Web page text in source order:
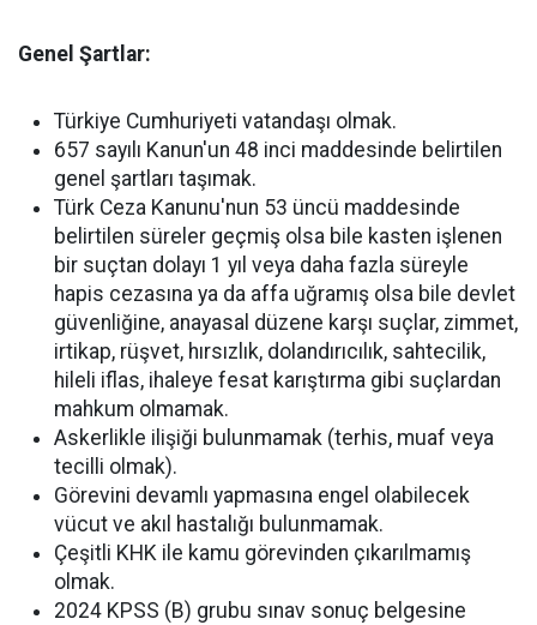
Genel Şartlar:
Türkiye Cumhuriyeti vatandaşı olmak.
657 sayılı Kanun'un 48 inci maddesinde belirtilen
genel şartları taşımak.
Türk Ceza Kanunu'nun 53 üncü maddesinde
belirtilen süreler geçmiş olsa bile kasten işlenen
bir suçtan dolayı 1 yıl veya daha fazla süreyle
hapis cezasına ya da affa uğramış olsa bile devlet
güvenliğine, anayasal düzene karşı suçlar, zimmet,
irtikap, rüşvet, hırsızlık, dolandırıcılık, sahtecilik,
hileli iflas, ihaleye fesat karıştırma gibi suçlardan
mahkum olmamak.
Askerlikle ilişiği bulunmamak (terhis, muaf veya
tecilli olmak).
Görevini devamlı yapmasına engel olabilecek
vücut ve akıl hastalığı bulunmamak.
Çeşitli KHK ile kamu görevinden çıkarılmamış
olmak.
2024 KPSS (B) grubu sınav sonuç belgesine